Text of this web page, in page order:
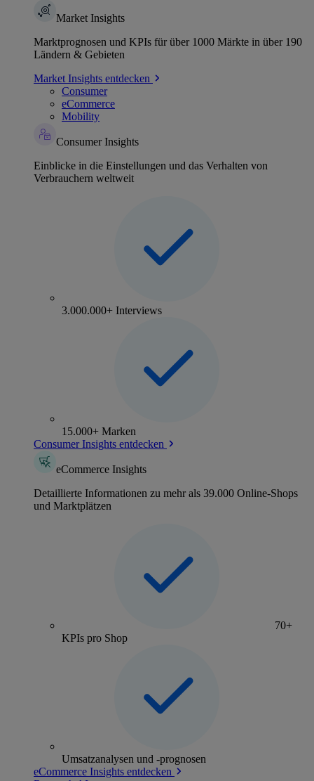
Market Insights
Marktprognosen und KPIs für über 1000 Märkte in über 190
Ländern & Gebieten
Market Insights entdecken
Consumer
eCommerce
Mobility
Consumer Insights
Einblicke in die Einstellungen und das Verhalten von
Verbrauchern weltweit
3.000.000+ Interviews
15.000+ Marken
Consumer Insights entdecken
eCommerce Insights
Detaillierte Informationen zu mehr als 39.000 Online-Shops
und Marktplätzen
70+
KPIs pro Shop
Umsatzanalysen und -prognosen
eCommerce Insights entdecken